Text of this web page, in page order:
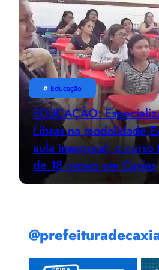
# Educação
EDUCAÇÃO:
Libras na modalidade
aula inaugural; o curso
de 18 meses em Caxias